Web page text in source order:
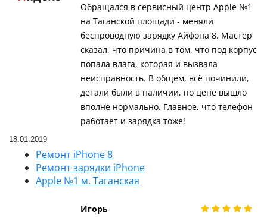
Обращался в сервисный центр Apple №1
на Таганской площади - меняли
беспроводную зарядку Айфона 8. Мастер
сказал, что причина в том, что под корпус
попала влага, которая и вызвала
неисправность. В общем, всё починили,
детали были в наличии, по цене вышло
вполне нормально. Главное, что телефон
работает и зарядка тоже!
18.01.2019
Ремонт iPhone 8
Ремонт зарядки iPhone
Apple №1 м. Таганская
Игорь